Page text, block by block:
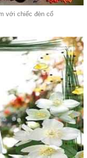
với chiếc đèn cổ